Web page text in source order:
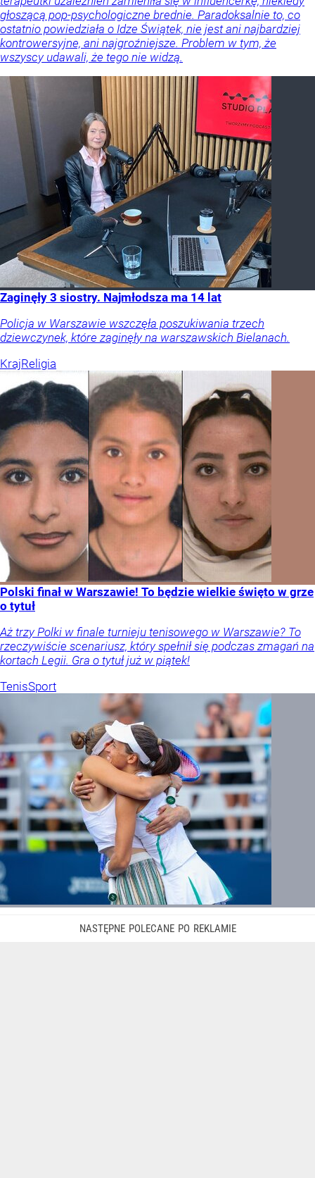
głoszącą pop-psychologiczne brednie. Paradoksalnie to, co
ostatnio powiedziała o Idze Świątek, nie jest ani najbardziej
kontrowersyjne, ani najgroźniejsze. Problem w tym, że
wszyscy udawali, że tego nie widzą.
Zaginęły 3 siostry. Najmłodsza ma 14 lat
Policja w Warszawie wszczęła poszukiwania trzech
dziewczynek, które zaginęły na warszawskich Bielanach.
KrajReligia
Polski finał w Warszawie! To będzie wielkie święto w grze
o tytuł
Aż trzy Polki w finale turnieju tenisowego w Warszawie? To
rzeczywiście scenariusz, który spełnił się podczas zmagań na
kortach Legii. Gra o tytuł już w piątek!
TenisSport